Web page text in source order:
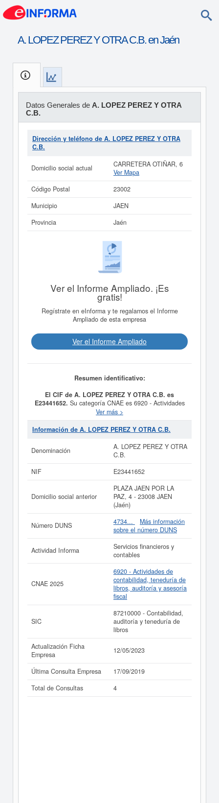
A. LOPEZ PEREZ Y OTRA C.B. en Jaén
Datos Generales de A. LOPEZ PEREZ Y OTRA
C.B.
Dirección y teléfono de A. LOPEZ PEREZ Y OTRA
C.B.
Domicilio social actual
CARRETERA OTIÑAR, 6
Ver Mapa
Código Postal
23002
Municipio
JAEN
Provincia
Jaén
Ver el Informe Ampliado. ¡Es
gratis!
Regístrate en eInforma y te regalamos el Informe
Ampliado de esta empresa
Ver el Informe Ampliado
Resumen identificativo:
El CIF de A. LOPEZ PEREZ Y OTRA C.B. es
E23441652. Su categoría CNAE es 6920 - Actividades
de contabilidad, teneduría de libros, auditoría y asesoría
fiscal. La actividad de la clasificación del Sistema
Internacional de Clasificación de empresas corresponde
cuenta con un total de 4 consultas. Su última consulta
se ha producido el 17/09/2019. Puede consultar las
similares en esta misma página.
Si está interesado en conocer más datos de la empresa
A. LOPEZ PEREZ Y OTRA C.B. puede acceder
inmediatamente a este Informe ampliadode A. LOPEZ
PEREZ Y OTRA C.B. y consultar los resultados de sus
años de actividad, así como los balances y cuentas de
resultados disponibles.
La última actualización del informe de empresa se ha
realizado el 12/05/2023.
Ver más >
Información de A. LOPEZ PEREZ Y OTRA C.B.
Denominación
A. LOPEZ PEREZ Y OTRA
C.B.
NIF
E23441652
Domicilio social anterior
PLAZA JAEN POR LA
PAZ, 4 - 23008 JAEN
(Jaén)
Número DUNS 4734...
Más información
sobre el número DUNS
Actividad Informa
Servicios financieros y
contables
CNAE 2025
6920 - Actividades de
contabilidad, teneduría de
libros, auditoría y asesoría
fiscal
SIC
87210000 - Contabilidad,
auditoría y teneduría de
libros
Actualización Ficha
Empresa
12/05/2023
Última Consulta Empresa
17/09/2019
Total de Consultas
4